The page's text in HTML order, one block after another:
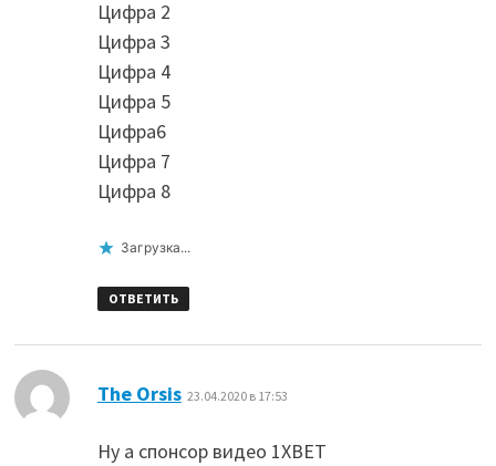
Цифра 2
Цифра 3
Цифра 4
Цифра 5
Цифра6
Цифра 7
Цифра 8
Загрузка...
ОТВЕТИТЬ
The Orsis: 23.04.2020 в 17:53
Ну а спонсор видео 1XBET